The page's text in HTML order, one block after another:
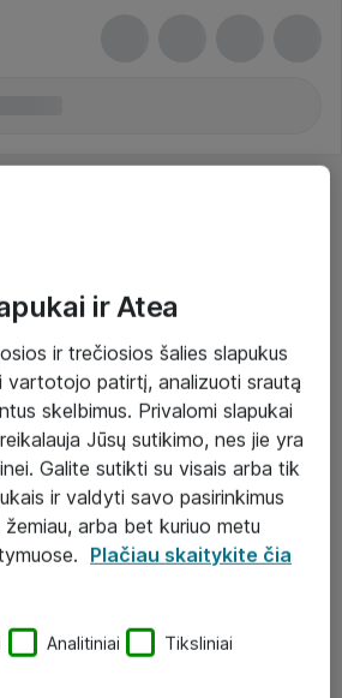
verslui
ir Atea
ir trečiosios šalies slapukus
vartotojo patirtį, analizuoti srautą
skelbimus. Privalomi slapukai
Jūsų sutikimo, nes jie yra
Galite sutikti su visais arba tik
ir valdyti savo pasirinkimus
arba bet kuriuo metu
Plačiau skaitykite čia
Analitiniai Tiksliniai